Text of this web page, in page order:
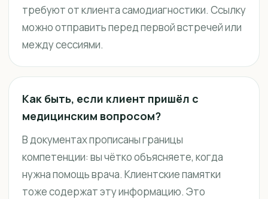
требуют от клиента самодиагностики. Ссылку
можно отправить перед первой встречей или
между сессиями.
Как быть, если клиент пришёл с
медицинским вопросом?
В документах прописаны границы
компетенции: вы чётко объясняете, когда
нужна помощь врача. Клиентские памятки
тоже содержат эту информацию. Это